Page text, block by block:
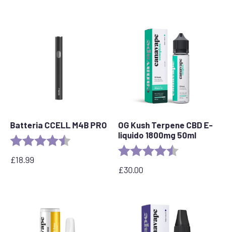
£25,00.
Batteria CCELL M4B PRO
Valutazione: 4.6 out of 5 stars
£18.99
OG Kush Terpene CBD E-
liquido 1800mg 50ml
Valutazione:
£30.00